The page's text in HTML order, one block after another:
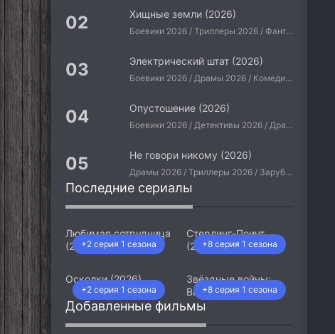
Хищные земли (2026)
Боевики 2026 / Триллеры 2026 / Фантастические 2026 / Зарубежные фильмы 2026 / Американские фильмы / Фильмы 2026
Электрический штат (2026)
Боевики 2026 / Драмы 2026 / Комедии 2026 / Приключения 2026 / Фантастические 2026 / Зарубежные фильмы 2026 / Американские фильмы / Фильмы 2026
Опустошение (2026)
Боевики 2026 / Детективы 2026 / Драмы 2026 / Криминальные фильмы 2026 / Триллеры 2026 / Зарубежные фильмы 2026 / Американские фильмы / Фильмы 2026
Не говори никому (2026)
Драмы 2026 / Триллеры 2026 / Зарубежные фильмы 2026 / Американские фильмы / Фильмы 2026
Последние сериалы
+2 серия 1 сезона
Любимая сотрудница
(2026)
+8 серия 1 сезона
Стерлинг-Поинт
(2026)
+2 серия 1 сезона
Осколки (2026)
+8 серия 1 сезона
Звёздные войны:
Видения. Девятый
джедай (2026)
Добавленные фильмы